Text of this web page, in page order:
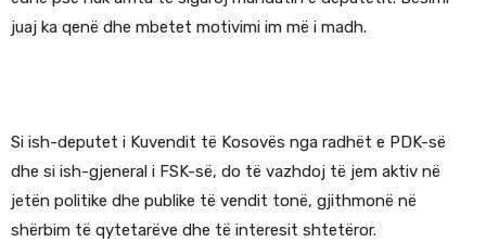
juaj ka qenë dhe mbetet motivimi im më i madh.
Si ish-deputet i Kuvendit të Kosovës nga radhët e PDK-së
dhe si ish-gjeneral i FSK-së, do të vazhdoj të jem aktiv në
jetën politike dhe publike të vendit tonë, gjithmonë në
shërbim të qytetarëve dhe të interesit shtetëror.